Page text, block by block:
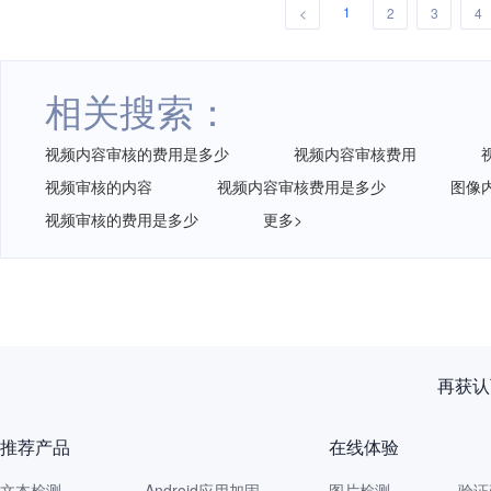
< 1 2 3 4
相关搜索：
视频内容审核的费用是多少 视频内容审核费用
视频审核的内容
视频内容审核费用是多少
图像
视频审核的费用是多少
更多>
再获
推荐产品 在线体验